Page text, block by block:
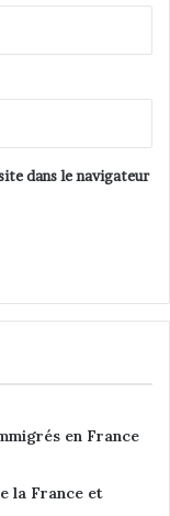
dans le navigateur
en France
la France et